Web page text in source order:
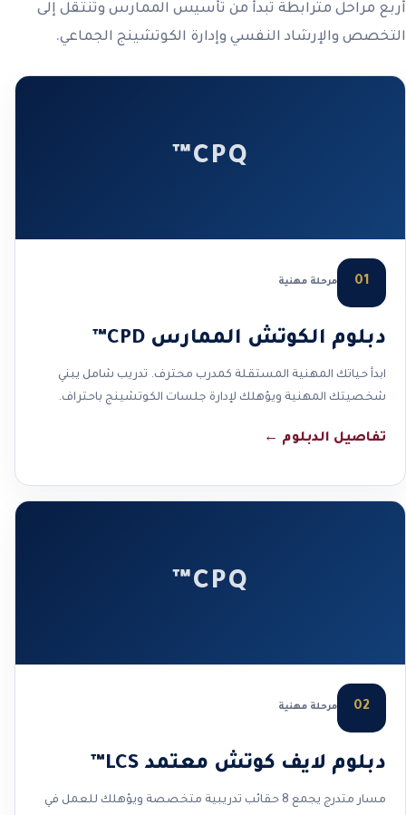
أربع مراحل مترابطة تبدأ من تأسيس الممارس وتنتقل إلى
التخصص والإرشاد النفسي وإدارة الكوتشينج الجماعي.
CPQ™
01 مرحلة مهنية
دبلوم الكوتش الممارس CPD™
ابدأ حياتك المهنية المستقلة كمدرب محترف. تدريب شامل يبني
شخصيتك المهنية ويؤهلك لإدارة جلسات الكوتشينج باحتراف.
تفاصيل الدبلوم ←
CPQ™
02 مرحلة مهنية
دبلوم لايف كوتش معتمد LCS™
مسار متدرج يجمع 8 حقائب تدريبية متخصصة ويؤهلك للعمل في